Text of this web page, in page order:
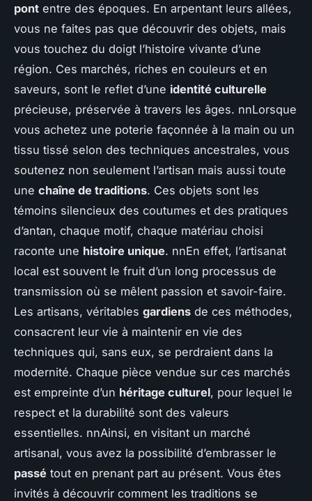
pont entre des époques. En arpentant leurs allées,
vous ne faites pas que découvrir des objets, mais
vous touchez du doigt l’histoire vivante d’une
région. Ces marchés, riches en couleurs et en
saveurs, sont le reflet d’une identité culturelle
précieuse, préservée à travers les âges. nnLorsque
vous achetez une poterie façonnée à la main ou un
tissu tissé selon des techniques ancestrales, vous
soutenez non seulement l’artisan mais aussi toute
une chaîne de traditions. Ces objets sont les
témoins silencieux des coutumes et des pratiques
d’antan, chaque motif, chaque matériau choisi
raconte une histoire unique. nnEn effet, l’artisanat
local est souvent le fruit d’un long processus de
transmission où se mêlent passion et savoir-faire.
Les artisans, véritables gardiens de ces méthodes,
consacrent leur vie à maintenir en vie des
techniques qui, sans eux, se perdraient dans la
modernité. Chaque pièce vendue sur ces marchés
est empreinte d’un héritage culturel, pour lequel le
respect et la durabilité sont des valeurs
essentielles. nnAinsi, en visitant un marché
artisanal, vous avez la possibilité d’embrasser le
passé tout en prenant part au présent. Vous êtes
invités à découvrir comment les traditions se